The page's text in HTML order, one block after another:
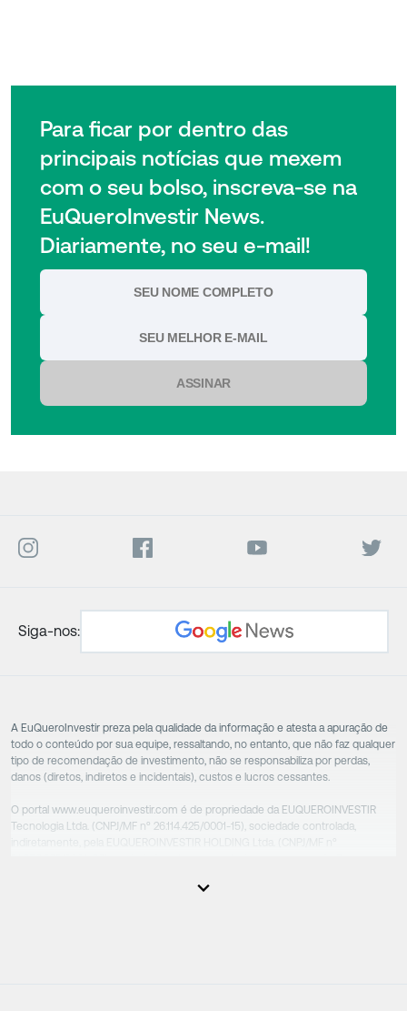
Para ficar por dentro das
principais notícias que mexem
com o seu bolso, inscreva-se na
EuQueroInvestir News.
Diariamente, no seu e-mail!
ASSINAR
Siga-nos:
A EuQueroInvestir preza pela qualidade da informação e atesta a apuração de
todo o conteúdo por sua equipe, ressaltando, no entanto, que não faz qualquer
tipo de recomendação de investimento, não se responsabiliza por perdas,
danos (diretos, indiretos e incidentais), custos e lucros cessantes.
O portal www.euqueroinvestir.com é de propriedade da EUQUEROINVESTIR
Tecnologia Ltda. (CNPJ/MF nº 26.114.425/0001-15), sociedade controlada,
responsáveis tecnicamente são totalmente independentes, sendo que estes